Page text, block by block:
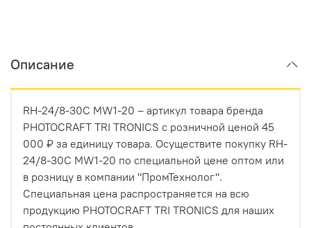
Описание
RH-24/8-30C MW1-20 – артикул товара бренда
PHOTOCRAFT TRI TRONICS с розничной ценой 45
000 ₽ за единицу товара. Осуществите покупку RH-
24/8-30C MW1-20 по специальной цене оптом или
в розницу в компании "ПромТехнолог".
Специальная цена распространяется на всю
продукцию PHOTOCRAFT TRI TRONICS для наших